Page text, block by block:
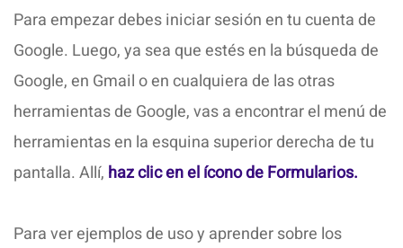
Para empezar debes iniciar sesión en tu cuenta de
Google. Luego, ya sea que estés en la búsqueda de
Google, en Gmail o en cualquiera de las otras
herramientas de Google, vas a encontrar el menú de
herramientas en la esquina superior derecha de tu
pantalla. Allí, haz clic en el ícono de Formularios.
Para ver ejemplos de uso y aprender sobre los